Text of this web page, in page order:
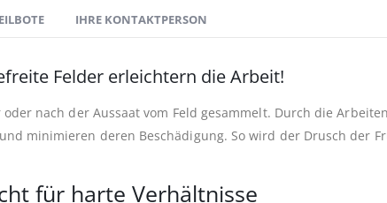
IHRE KONTAKTPERSON
Felder erleichtern die Arbeit!
nach der Aussaat vom Feld gesammelt. Durch die
und minimieren deren Beschädigung. So wird der Drusch der
für harte Verhältnisse